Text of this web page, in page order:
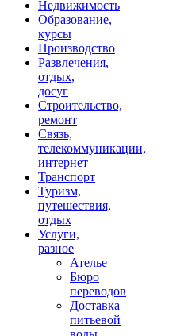
Недвижимость
Образование,
курсы
Производство
Развлечения,
отдых,
досуг
Строительство,
ремонт
Связь,
телекоммуникации,
интернет
Транспорт
Туризм,
путешествия,
отдых
Услуги,
разное
Ателье
Бюро
переводов
Доставка
питьевой